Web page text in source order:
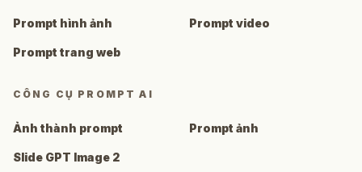
Prompt hình ảnh Prompt video
Prompt trang web
CÔNG CỤ PROMPT AI
Ảnh thành prompt Prompt ảnh
Slide GPT Image 2